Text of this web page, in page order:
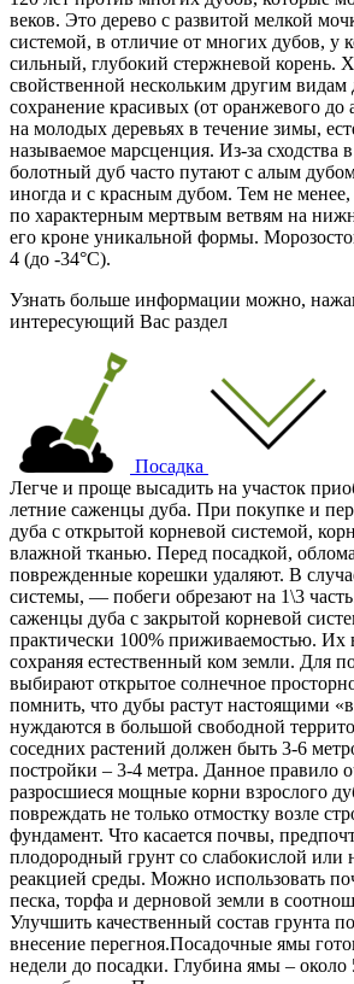
веков. Это дерево с развитой мелкой
системой, в отличие от многих дубов, у
сильный, глубокий стержневой корень.
свойственной нескольким другим видам
сохранение красивых (от оранжевого до
на молодых деревьях в течение зимы,
называемое марсценция. Из-за сходства
болотный дуб часто путают с алым
иногда и с красным дубом. Тем не
по характерным мертвым ветвям на
его кроне уникальной формы.
4 (до -34°С).
Узнать больше информации можно,
интересующий Вас раздел
Посадка
Легче и проще высадить на участок
летние саженцы дуба. При покупке и
дуба с открытой корневой системой,
влажной тканью. Перед посадкой,
поврежденные корешки удаляют. В
системы, — побеги обрезают на 1\3
саженцы дуба с закрытой корневой
практически 100% приживаемостью. Их
сохраняя естественный ком земли. Для
выбирают открытое солнечное
помнить, что дубы растут настоящими
нуждаются в большой свободной
соседних растений должен быть 3-6
постройки – 3-4 метра. Данное правило
разросшиеся мощные корни взрослого
повреждать не только отмостку возле
фундамент. Что касается почвы,
плодородный грунт со слабокислой или
реакцией среды. Можно использовать
песка, торфа и дерновой земли в
Улучшить качественный состав грунта
внесение перегноя.Посадочные ямы
недели до посадки. Глубина ямы –